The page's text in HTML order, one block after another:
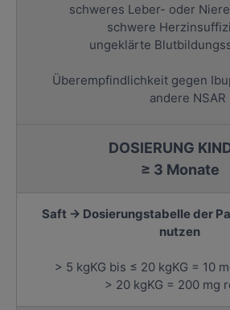
schweres Leber- oder
schwere
ungeklärte
Überempfindlichkeit gegen
andere NSAR
DOSIERUNG
≥ 3 Monate
Saft → Dosierungstabelle der
nutzen
> 5 kgKG bis ≤ 20 kgKG = 10
> 20 kgKG = 200 mg